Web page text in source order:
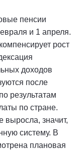
пенсии
и 1 апреля.
рост
доходов
после
результатам
по стране.
выросла, значит,
систему. В
плановая